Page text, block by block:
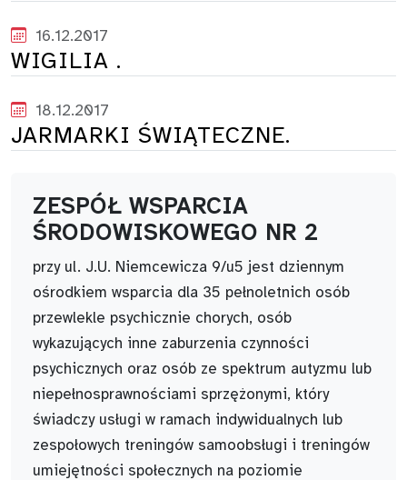
16.12.2017
WIGILIA .
18.12.2017
JARMARKI ŚWIĄTECZNE.
ZESPÓŁ WSPARCIA
ŚRODOWISKOWEGO NR 2
przy ul. J.U. Niemcewicza 9/u5 jest dziennym
ośrodkiem wsparcia dla 35 pełnoletnich osób
przewlekle psychicznie chorych, osób
wykazujących inne zaburzenia czynności
psychicznych oraz osób ze spektrum autyzmu lub
niepełnosprawnościami sprzężonymi, który
świadczy usługi w ramach indywidualnych lub
zespołowych treningów samoobsługi i treningów
umiejętności społecznych na poziomie